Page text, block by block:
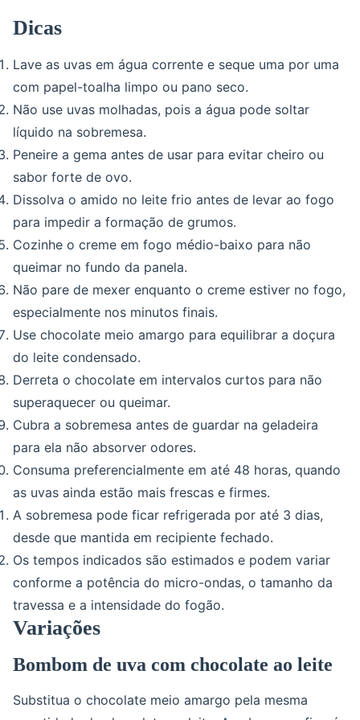
Dicas
Lave as uvas em água corrente e seque uma por uma
com papel-toalha limpo ou pano seco.
Não use uvas molhadas, pois a água pode soltar
líquido na sobremesa.
Peneire a gema antes de usar para evitar cheiro ou
sabor forte de ovo.
Dissolva o amido no leite frio antes de levar ao fogo
para impedir a formação de grumos.
Cozinhe o creme em fogo médio-baixo para não
queimar no fundo da panela.
Não pare de mexer enquanto o creme estiver no fogo,
especialmente nos minutos finais.
Use chocolate meio amargo para equilibrar a doçura
do leite condensado.
Derreta o chocolate em intervalos curtos para não
superaquecer ou queimar.
Cubra a sobremesa antes de guardar na geladeira
para ela não absorver odores.
Consuma preferencialmente em até 48 horas, quando
as uvas ainda estão mais frescas e firmes.
A sobremesa pode ficar refrigerada por até 3 dias,
desde que mantida em recipiente fechado.
Os tempos indicados são estimados e podem variar
conforme a potência do micro-ondas, o tamanho da
travessa e a intensidade do fogão.
Variações
Bombom de uva com chocolate ao leite
Substitua o chocolate meio amargo pela mesma